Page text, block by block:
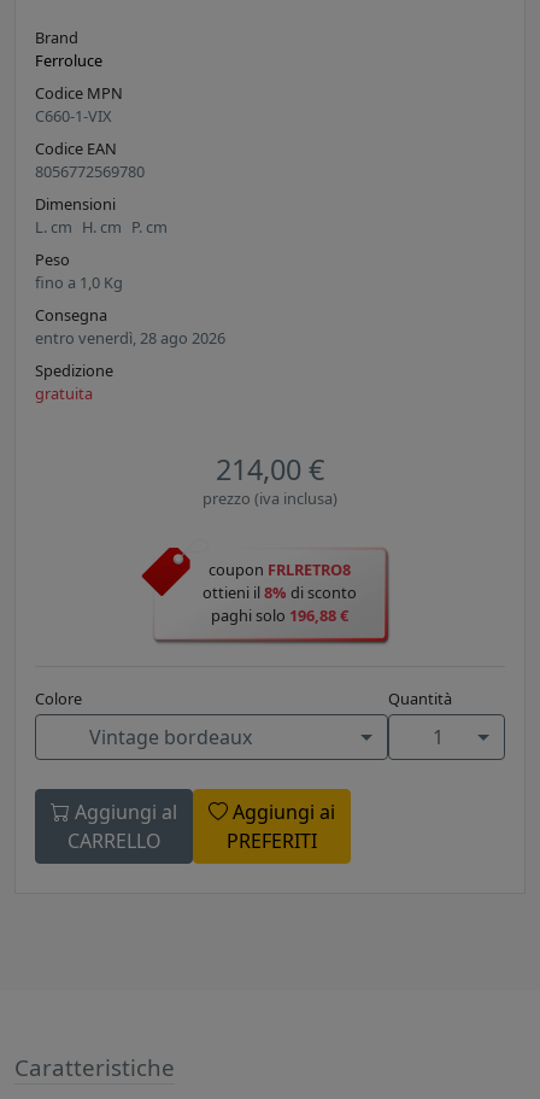
Brand
Ferroluce
Codice MPN
C660-1-VIX
Codice EAN
8056772569780
Dimensioni
L. cm H. cm P. cm
Peso
fino a 1,0 Kg
Consegna
entro venerdì, 28 ago 2026
Spedizione
gratuita
214,00 €
prezzo (iva inclusa)
coupon FRLRETRO8
ottieni il8% di sconto
paghi solo 196,88 €
Colore
Vintage bordeaux
Quantità
1
Aggiungi al
CARRELLO
Aggiungi ai
PREFERITI
Caratteristiche